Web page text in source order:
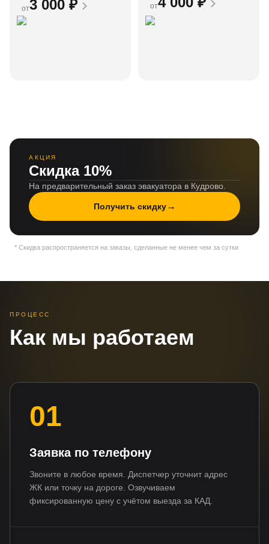
от3 000 ₽ от
АКЦИЯ
Скидка 10%
На предварительный заказ эвакуатора в Кудрово.
Получить скидку→
* Скидка распространяется на заказы, сделанные не менее чем за сутки
ПРОЦЕСС
Как мы работаем
01
Заявка по телефону
Звоните в любое время. Диспетчер уточнит адрес
ЖК или точку на дороге. Озвучиваем
фиксированную цену с учётом выезда за КАД.